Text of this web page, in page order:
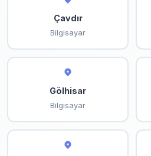
Çavdır
Bilgisayar
Gölhisar
Bilgisayar